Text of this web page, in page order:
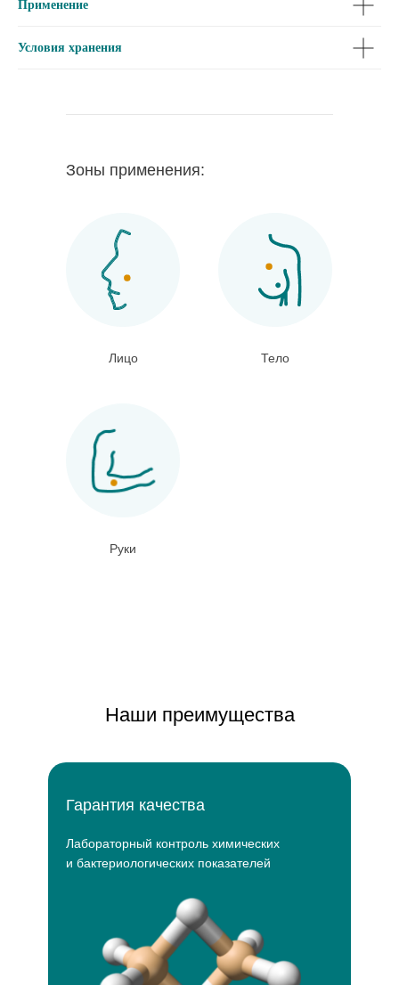
Применение
Условия хранения
Зоны применения:
Для типов кожи:
Жирная, комбинированная, нормальная,
Тело
Руки
Лицо
Наши преимущества
Гарантия качества
Лабораторный контроль химических
и бактериологических показателей